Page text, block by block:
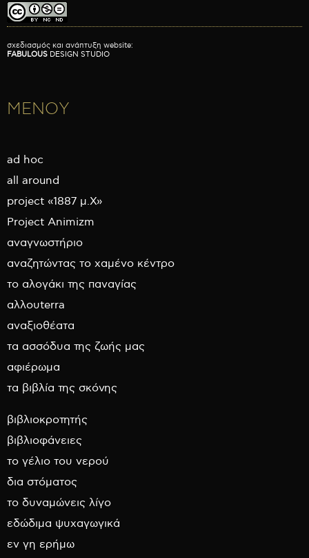
σχεδιασμός και ανάπτυξη website:
FABULOUS DESIGN STUDIO
ΜΕΝΟΥ
ad hoc
all around
project «1887 μ.Χ»
Project Animizm
αναγνωστήριο
αναζητώντας το χαμένο κέντρο
το αλογάκι της παναγίας
αλλουterra
αναξιοθέατα
τα ασσόδυα της ζωής μας
αφιέρωμα
τα βιβλία της σκόνης
βιβλιοκροτητής
βιβλιοφάνειες
το γέλιο του νερού
δια στόματος
το δυναμώνεις λίγο
εδώδιμα ψυχαγωγικά
εν γη ερήμω